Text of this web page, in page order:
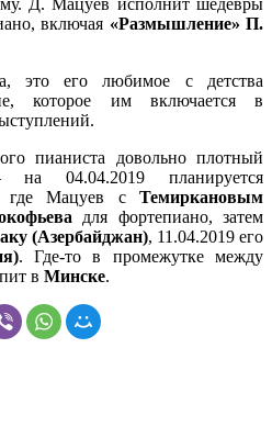
Д. Мацуев исполнит шедевры
включая «Размышление» П.
это его любимое с детства
которое им включается в
пианиста довольно плотный
04.04.2019 планируется
где Мацуев с Темиркановым
для фортепиано, затем
(Азербайджан), 11.04.2019 его
. Где-то в промежутке между
в Минске.